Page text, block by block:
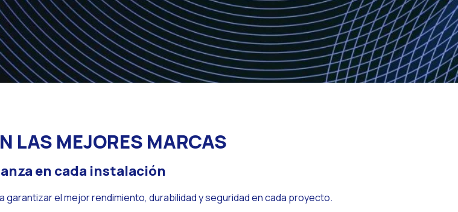
LAS MEJORES MARCAS
en cada instalación
el mejor rendimiento, durabilidad y seguridad en cada proyecto.